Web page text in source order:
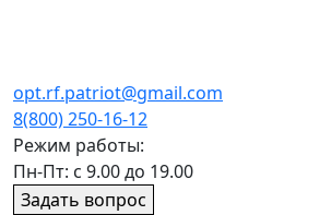
opt.rf.patriot@gmail.com
8(800) 250-16-12
Режим работы:
Пн-Пт: с 9.00 до 19.00
Задать вопрос